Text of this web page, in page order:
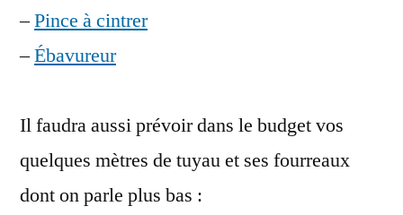
–Pince à cintrer
–Ébavureur
Il faudra aussi prévoir dans le budget vos
quelques mètres de tuyau et ses fourreaux
dont on parle plus bas :